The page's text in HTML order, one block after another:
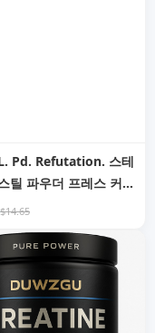
Pd. Refutation. 스테
틸 파우더 프레스 커피
기 탬퍼 | Refutation
$14.65